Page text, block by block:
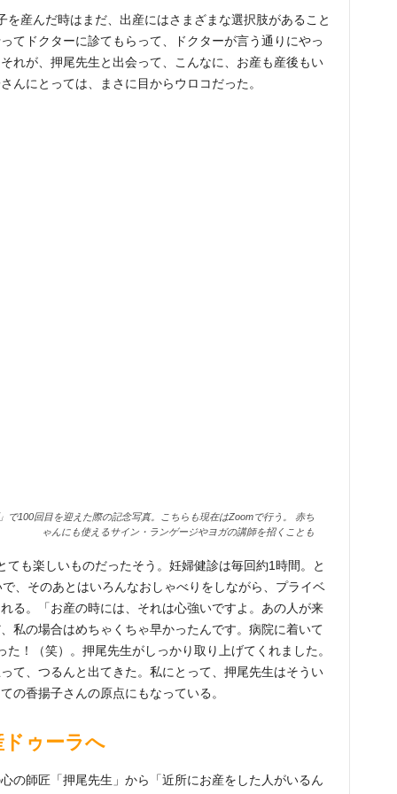
産んだ時はまだ、出産にはさまざまな選択肢があること
てドクターに診てもらって、ドクターが言う通りにやっ
れが、押尾先生と出会って、こんなに、お産も産後もい
んにとっては、まさに目からウロコだった。
で100回目を迎えた際の記念写真。こちらも現在はZoomで行う。 赤ち
ゃんにも使えるサイン・ランゲージやヨガの講師を招くことも
も楽しいものだったそう。妊婦健診は毎回約1時間。と
、そのあとはいろんなおしゃべりをしながら、プライベ
る。「お産の時には、それは心強いですよ。あの人が来
私の場合はめちゃくちゃ早かったんです。病院に着いて
！（笑）。押尾先生がしっかり取り上げてくれました。
て、つるんと出てきた。私にとって、押尾先生はそうい
の香揚子さんの原点にもなっている。
ゥーラへ
の師匠「押尾先生」から「近所にお産をした人がいるん